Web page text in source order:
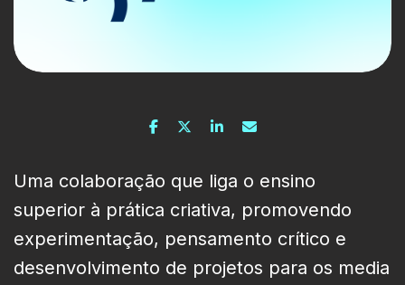
Uma colaboração que liga o ensino
superior à prática criativa, promovendo
experimentação, pensamento crítico e
desenvolvimento de projetos para os media